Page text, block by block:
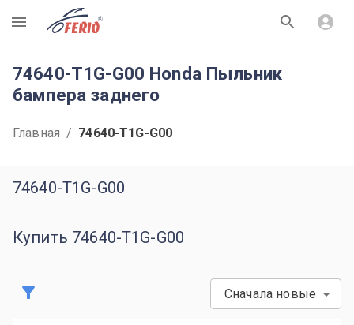
R
74640-T1G-G00 Honda Пыльник
бампера заднего
Главная / 74640-T1G-G00
74640-T1G-G00
Купить 74640-T1G-G00
Сначала новые